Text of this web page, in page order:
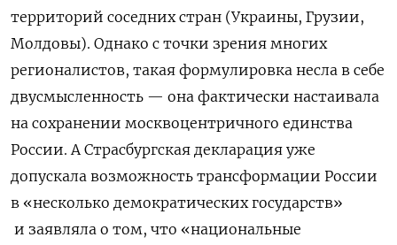
территорий соседних стран (Украины, Грузии,
Молдовы). Однако с точки зрения многих
регионалистов, такая формулировка несла в себе
двусмысленность — она фактически настаивала
на сохранении москвоцентричного единства
России. А Страсбургская декларация уже
допускала возможность трансформации России
в «несколько демократических государств»
и заявляла о том, что «национальные